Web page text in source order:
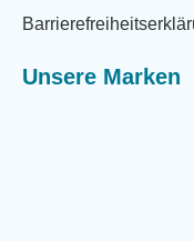
Unsere Marken